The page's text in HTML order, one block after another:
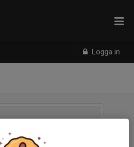
Logga in